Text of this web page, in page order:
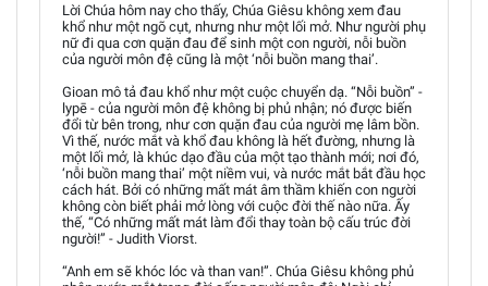
Lời Chúa hôm nay cho thấy, Chúa Giêsu không xem đau
khổ như một ngõ cụt, nhưng như một lối mở. Như người phụ
nữ đi qua cơn quặn đau để sinh một con người, nỗi buồn
của người môn đệ cũng là một ‘nỗi buồn mang thai’.
Gioan mô tả đau khổ như một cuộc chuyển dạ. “Nỗi buồn” -
lypē - của người môn đệ không bị phủ nhận; nó được biến
đổi từ bên trong, như cơn quặn đau của người mẹ lâm bồn.
Vì thế, nước mắt và khổ đau không là hết đường, nhưng là
một lối mở, là khúc dạo đầu của một tạo thành mới; nơi đó,
‘nỗi buồn mang thai’ một niềm vui, và nước mắt bắt đầu học
cách hát. Bởi có những mất mát âm thầm khiến con người
không còn biết phải mở lòng với cuộc đời thế nào nữa. Ấy
thế, “Có những mất mát làm đổi thay toàn bộ cấu trúc đời
người!” - Judith Viorst.
“Anh em sẽ khóc lóc và than van!”. Chúa Giêsu không phủ